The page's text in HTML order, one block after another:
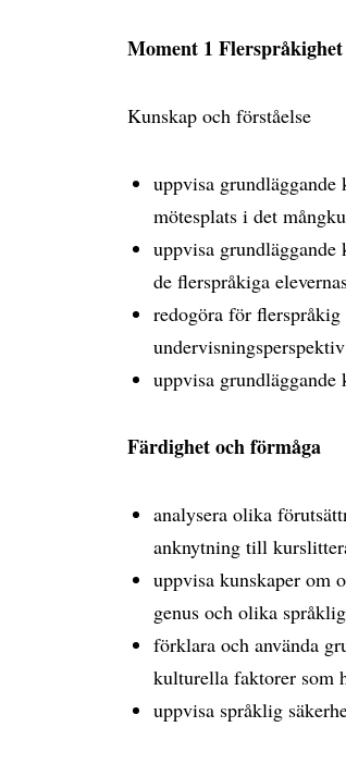
Moment 1
Kunskap och förståelse
uppvisa
mötesplats i det
uppvisa
de flerspråkiga
redogöra för
undervisningsperspektiv
uppvisa grundläggande
Färdighet och förmåga
analysera olika
anknytning till
uppvisa kunskaper om
genus och olika
förklara och använda
kulturella faktorer som
uppvisa språklig